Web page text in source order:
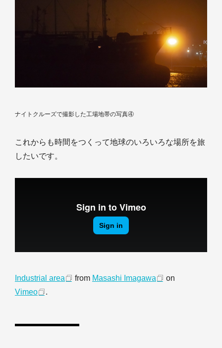
ナイトクルーズで撮影した工場地帯の写真④
これからも時間をつくって地球のいろいろな場所を旅
したいです。
Industrial area from Masashi Imagawa
on
Vimeo
.